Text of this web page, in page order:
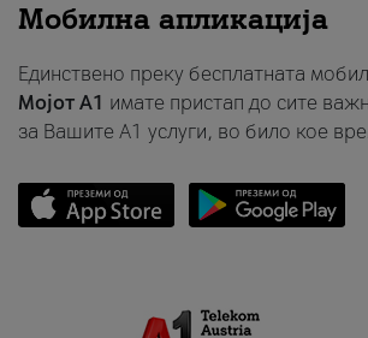
Мобилна апликација
Единствено преку бесплатната
Мојот A1 имате пристап до сите
за Вашите A1 услуги, во било кое